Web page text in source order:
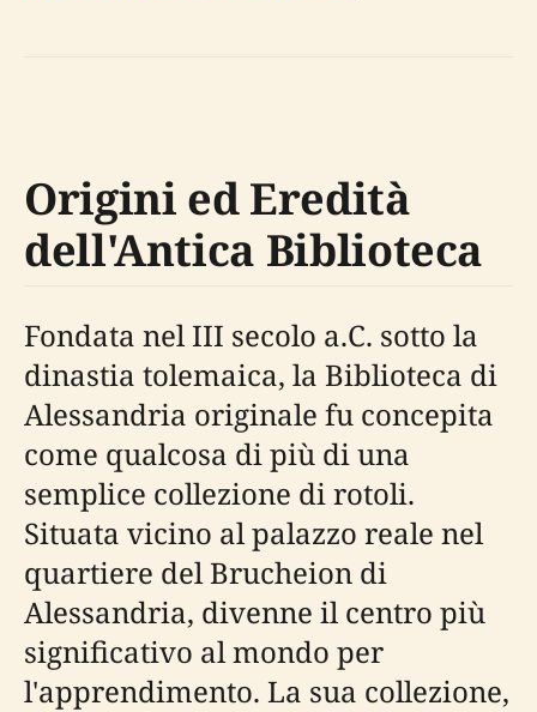
Origini ed Eredità
dell'Antica Biblioteca
Fondata nel III secolo a.C. sotto la
dinastia tolemaica, la Biblioteca di
Alessandria originale fu concepita
come qualcosa di più di una
semplice collezione di rotoli.
Situata vicino al palazzo reale nel
quartiere del Brucheion di
Alessandria, divenne il centro più
significativo al mondo per
l'apprendimento. La sua collezione,